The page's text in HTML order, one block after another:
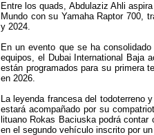
Entre los quads, Abdulaziz Ahli
Mundo con su Yamaha Raptor 700,
y 2024.
En un evento que se ha
equipos, el Dubai International Baja
están programados para su primera
en 2026.
La leyenda francesa del todoterreno
estará acompañado por su
lituano Rokas Baciuska podrá
en el segundo vehículo inscrito por